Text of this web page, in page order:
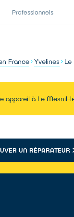
Professionnels
France Yvelines Le
appareil à Le Mesnil-
UN RÉPARATEUR